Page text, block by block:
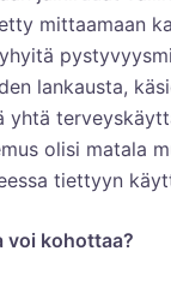
mittaamaan
lankausta,
yhtä
olisi matala
tiettyyn
voi kohottaa?